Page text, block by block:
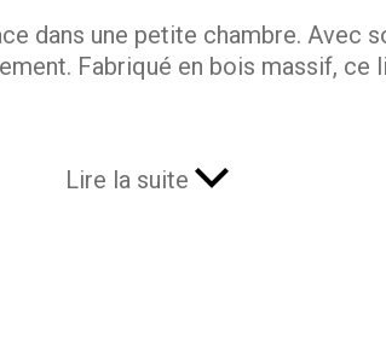
dans une petite chambre. Avec
Fabriqué en bois massif, ce
Lire la suite